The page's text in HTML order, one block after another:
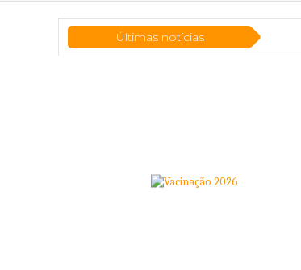
Últimas notícias